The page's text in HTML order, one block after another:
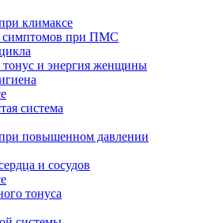
климаксе
симптомов при ПМС
и энергия женщины
система
повышенном давлении
и сосудов
тонуса